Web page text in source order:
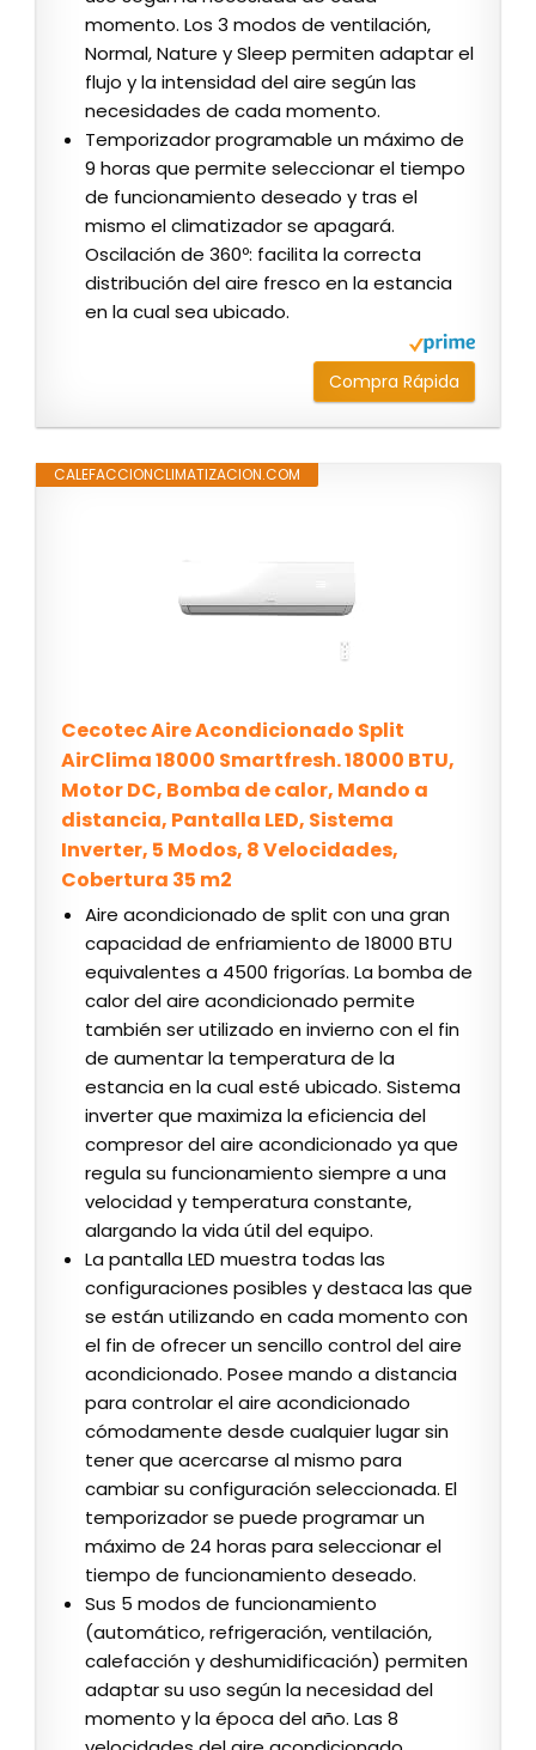
momento. Los 3 modos de ventilación,
Normal, Nature y Sleep permiten adaptar el
flujo y la intensidad del aire según las
necesidades de cada momento.
Temporizador programable un máximo de
9 horas que permite seleccionar el tiempo
de funcionamiento deseado y tras el
mismo el climatizador se apagará.
Oscilación de 360º: facilita la correcta
distribución del aire fresco en la estancia
en la cual sea ubicado.
Compra Rápida
CALEFACCIONCLIMATIZACION.COM
Cecotec Aire Acondicionado Split
AirClima 18000 Smartfresh. 18000 BTU,
Motor DC, Bomba de calor, Mando a
distancia, Pantalla LED, Sistema
Inverter, 5 Modos, 8 Velocidades,
Cobertura 35 m2
Aire acondicionado de split con una gran
capacidad de enfriamiento de 18000 BTU
equivalentes a 4500 frigorías. La bomba de
calor del aire acondicionado permite
también ser utilizado en invierno con el fin
de aumentar la temperatura de la
estancia en la cual esté ubicado. Sistema
inverter que maximiza la eficiencia del
compresor del aire acondicionado ya que
regula su funcionamiento siempre a una
velocidad y temperatura constante,
alargando la vida útil del equipo.
La pantalla LED muestra todas las
configuraciones posibles y destaca las que
se están utilizando en cada momento con
el fin de ofrecer un sencillo control del aire
acondicionado. Posee mando a distancia
para controlar el aire acondicionado
cómodamente desde cualquier lugar sin
tener que acercarse al mismo para
cambiar su configuración seleccionada. El
temporizador se puede programar un
máximo de 24 horas para seleccionar el
tiempo de funcionamiento deseado.
Sus 5 modos de funcionamiento
(automático, refrigeración, ventilación,
calefacción y deshumidificación) permiten
adaptar su uso según la necesidad del
momento y la época del año. Las 8